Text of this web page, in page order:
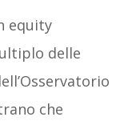
equity
delle
che